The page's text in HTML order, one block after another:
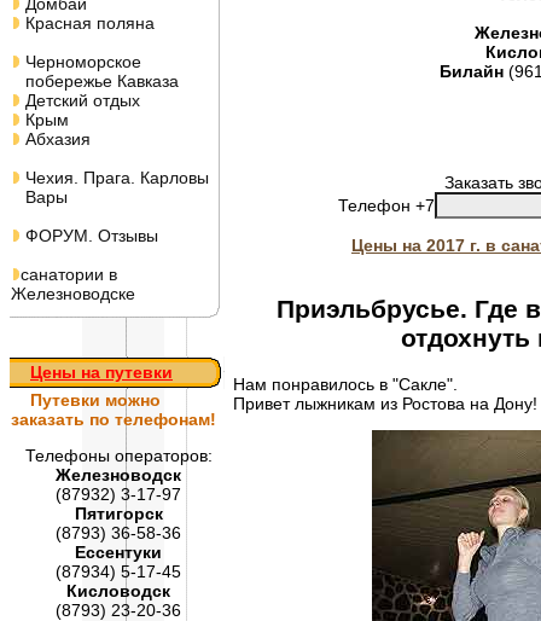
Красная поляна
Черноморское
побережье Кавказа
Детский отдых
Крым
Абхазия
Чехия. Прага. Карловы
Вары
ФОРУМ. Отзывы
санатории в
Железноводске
Цены на путевки
Путевки можно
заказать по телефонам!
Телефоны операторов:
Железноводск
(87932) 3-17-97
Пятигорск
(8793) 36-58-36
Ессентуки
(87934) 5-17-45
Кисловодск
(8793) 23-20-36
Билайн
Заказать
Телефон +7
Цены на 2017 г. в
Приэльбрусье. Где
Нам понравилось в "Сакле".
Привет лыжникам из Ростова на Дону!